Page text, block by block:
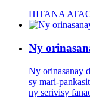
HITANA
Ny
Ny orinasanay
sy mari-
ny serivisy